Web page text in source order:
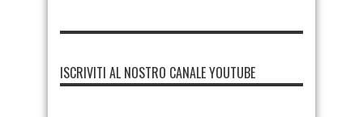
ISCRIVITI AL NOSTRO CANALE YOUTUBE